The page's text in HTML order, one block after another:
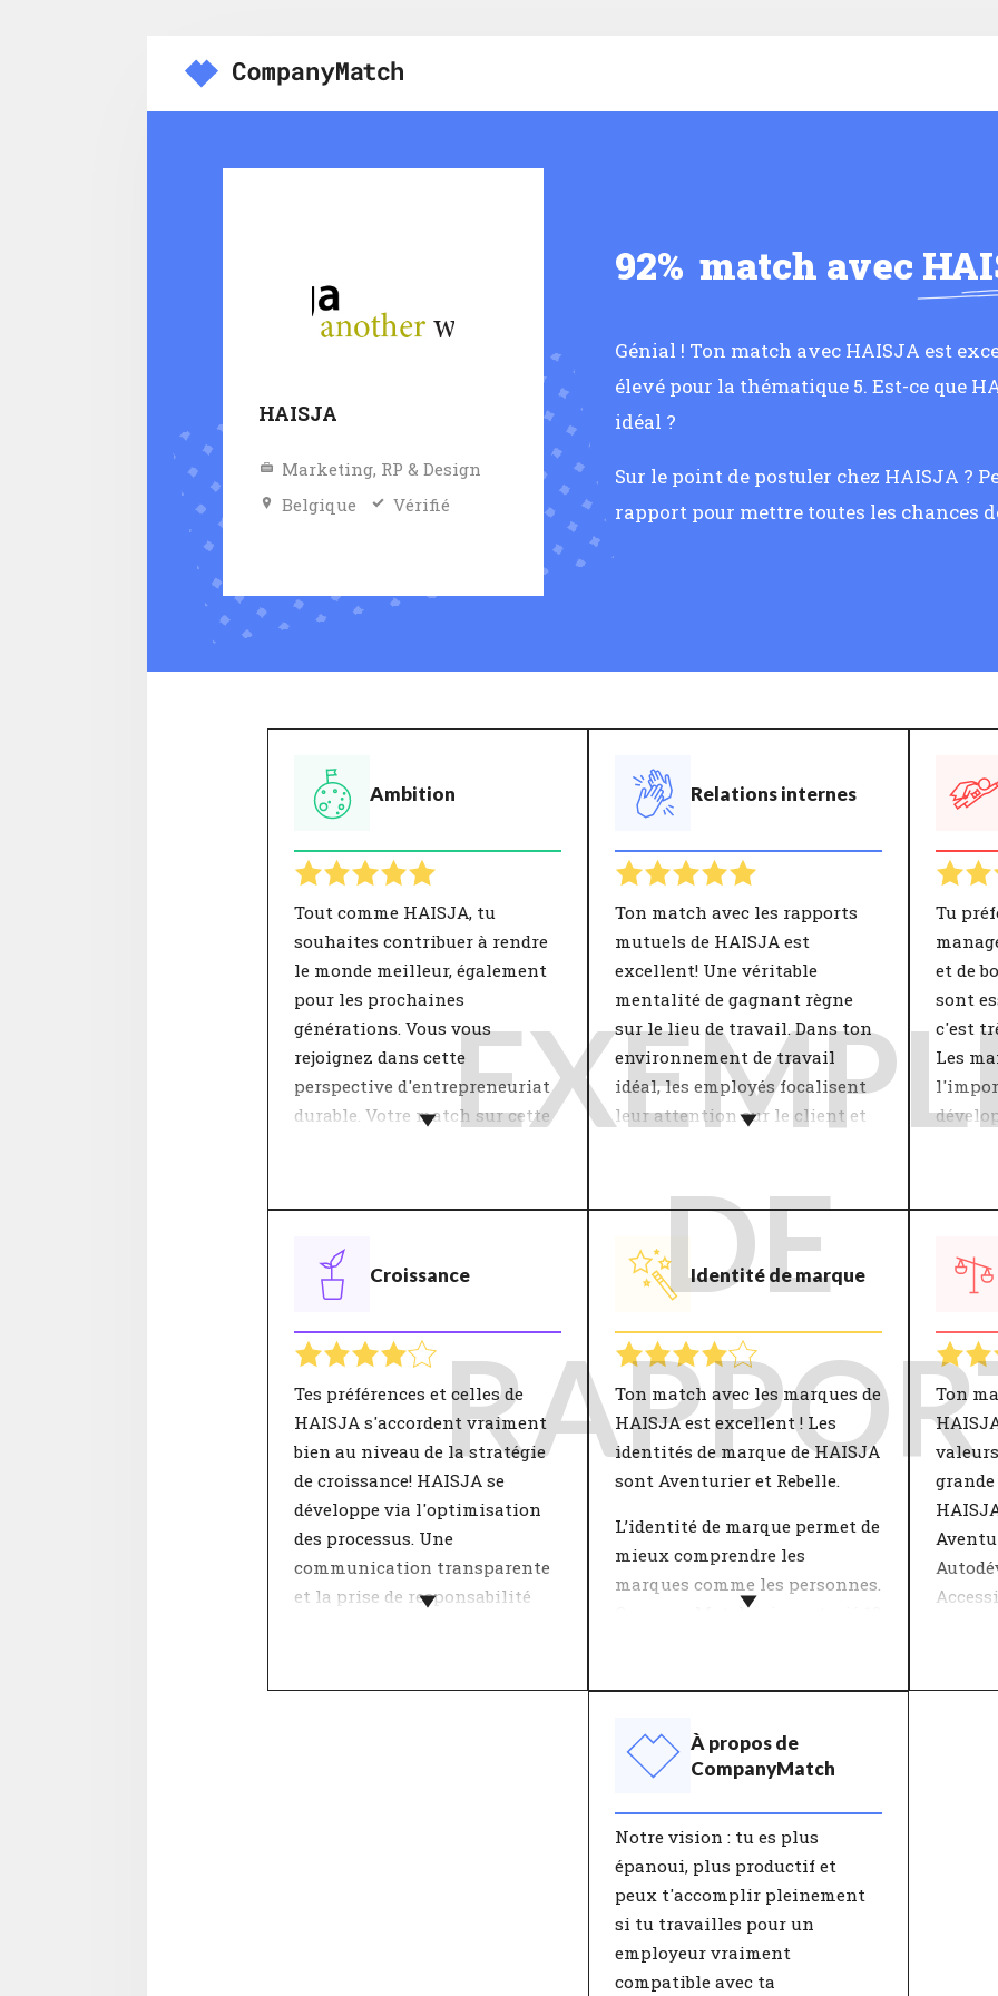
HAISJA
Marketing, RP & Design
Belgique
Vérifié
92% match avec
Génial ! Ton match avec HAISJA est
élevé pour la thématique 5. Est-ce que
idéal ?
Sur le point de postuler chez HAISJA ?
rapport pour mettre toutes les chances
Ambition
Tout comme HAISJA, tu
souhaites contribuer à rendre
le monde meilleur, également
pour les prochaines
générations. Vous vous
rejoignez dans cette
perspective d'entrepreneuriat
durable. Votre match sur cette
prend en compte tes objectifs
personnels et ta vision de
l'entreprise. Qu’est-ce qui est
vraiment important pour toi
au travail et dans la vie ?
Travailler pour une entreprise
dans laquelle tu crois et avec
laquelle tu partages la même
ambition donne du sens à ton
travail.
Relations internes
Ton match avec les rapports
mutuels de HAISJA est
excellent! Une véritable
mentalité de gagnant règne
sur le lieu de travail. Dans ton
environnement de travail
idéal, les employés focalisent
leur attention sur le client et
équipe sont déterminantes
pour se sentir impliqué. La
thématique "Rapports
mutuels" inclut notamment
des sujets tels que la
coopération, la collégialité et
l’état d’esprit. Un accord sur
ces points contribue à une
bonne atmosphère de travail et
a une influence positive sur ta
Tu
et de
sont
c'est
Les
bien-
un
tu
tes
Croissance
Tes préférences et celles de
HAISJA s'accordent vraiment
bien au niveau de la stratégie
de croissance! HAISJA se
développe via l'optimisation
des processus. Une
communication transparente
et la prise de responsabilité
Identité de marque
Ton match avec les marques de
HAISJA est excellent ! Les
identités de marque de HAISJA
sont Aventurier et Rebelle.
L’identité de marque permet de
mieux comprendre les
marques comme les personnes.
CompanyMatch a inventorié 12
ensemble, représentent une
identité. L'entreprise et toi
avez chacun votre propre
combinaison de
caractéristiques.
Ton
À propos de
CompanyMatch
Notre vision : tu es plus
épanoui, plus productif et
peux t'accomplir pleinement
si tu travailles pour un
employeur vraiment
compatible avec ta
DE